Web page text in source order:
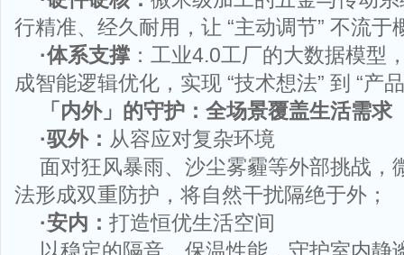
行精准、经久耐用，让 “主动调节” 不流于
·体系支撑 ：工业4.0工厂的大数据模型
成智能逻辑优化，实现 “技术想法” 到 “产
「内外」的守护：全场景覆盖生活需求
·驭外： 从容应对复杂环境
面对狂风暴雨、沙尘雾霾等外部挑战，
法形成双重防护，将自然干扰隔绝于外；
·安内： 打造恒优生活空间